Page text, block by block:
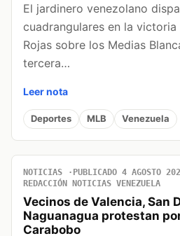
El jardinero venezolano
cuadrangulares en la
Rojas sobre los Medias
tercera…
Leer nota
Deportes MLB Venezuela
NOTICIAS PUBLICADO 4 AGOSTO
REDACCIÓN NOTICIAS VENEZUELA
Vecinos de Valencia, San
Naguanagua protestan
Carabobo